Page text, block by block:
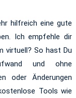
hilfreich eine gute
Ich empfehle dir
virtuell? So hast Du
und ohne
oder Änderungen
Tools wie